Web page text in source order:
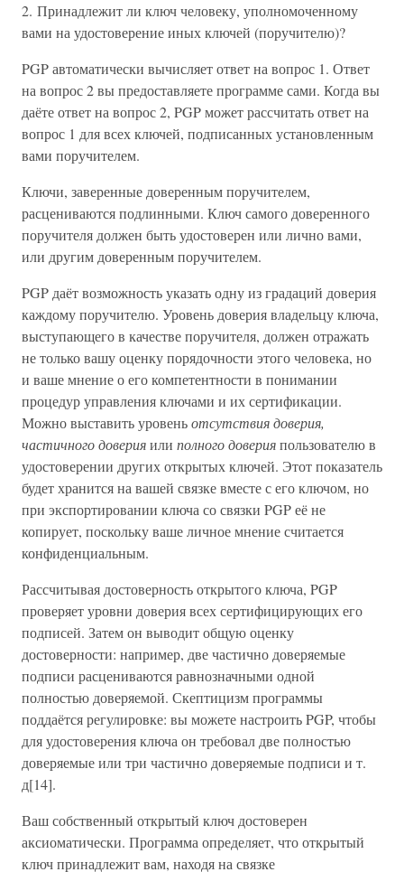
2. Принадлежит ли ключ человеку, уполномоченному
вами на удостоверение иных ключей (поручителю)?
PGP автоматически вычисляет ответ на вопрос 1. Ответ
на вопрос 2 вы предоставляете программе сами. Когда вы
даёте ответ на вопрос 2, PGP может рассчитать ответ на
вопрос 1 для всех ключей, подписанных установленным
вами поручителем.
Ключи, заверенные доверенным поручителем,
расцениваются подлинными. Ключ самого доверенного
поручителя должен быть удостоверен или лично вами,
или другим доверенным поручителем.
PGP даёт возможность указать одну из градаций доверия
каждому поручителю. Уровень доверия владельцу ключа,
выступающего в качестве поручителя, должен отражать
не только вашу оценку порядочности этого человека, но
и ваше мнение о его компетентности в понимании
процедур управления ключами и их сертификации.
Можно выставить уровеньотсутствия доверия,
частичного доверияили полного доверияпользователю в
удостоверении других открытых ключей. Этот показатель
будет хранится на вашей связке вместе с его ключом, но
при экспортировании ключа со связки PGP её не
копирует, поскольку ваше личное мнение считается
конфиденциальным.
Рассчитывая достоверность открытого ключа, PGP
проверяет уровни доверия всех сертифицирующих его
подписей. Затем он выводит общую оценку
достоверности: например, две частично доверяемые
подписи расцениваются равнозначными одной
полностью доверяемой. Скептицизм программы
поддаётся регулировке: вы можете настроить PGP, чтобы
для удостоверения ключа он требовал две полностью
доверяемые или три частично доверяемые подписи и т.
д[14].
Ваш собственный открытый ключ достоверен
аксиоматически. Программа определяет, что открытый
ключ принадлежит вам, находя на связке